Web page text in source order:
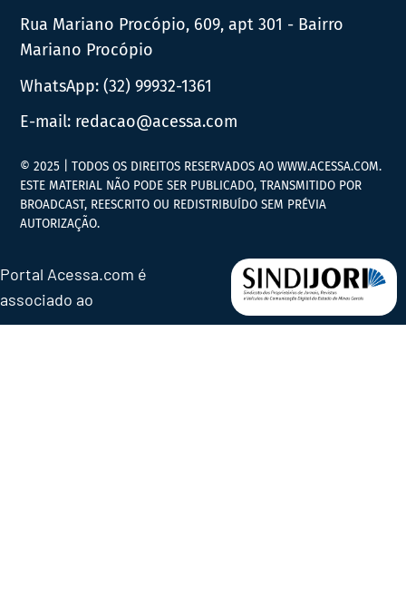
Rua Mariano Procópio, 609, apt 301 - Bairro
Mariano Procópio
WhatsApp:(32) 99932-1361
E-mail: redacao@acessa.com
© 2025 | TODOS OS DIREITOS RESERVADOS AO WWW.ACESSA.COM.
ESTE MATERIAL NÃO PODE SER PUBLICADO, TRANSMITIDO POR
BROADCAST, REESCRITO OU REDISTRIBUÍDO SEM PRÉVIA
AUTORIZAÇÃO.
Portal Acessa.com é
associado ao